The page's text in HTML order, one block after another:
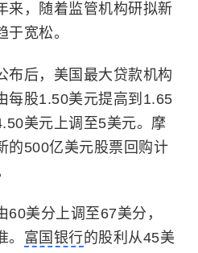
来，随着监管机构研拟新
宽松。
布后，美国最大贷款机构
每股1.50美元提高到1.65
美元上调至5美元。摩
的500亿美元股票回购计
60美分上调至67美分，
富国银行的股利从45美